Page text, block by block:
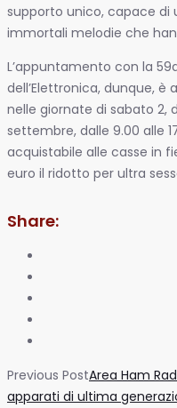
supporto unico, capace di
immortali melodie che
L’appuntamento con la
dell’Elettronica, dunque, è
nelle giornate di sabato 2,
settembre, dalle 9.00 alle
acquistabile alle casse in
euro il ridotto per ultra
Share:
Previous PostArea Ham
apparati di ultima